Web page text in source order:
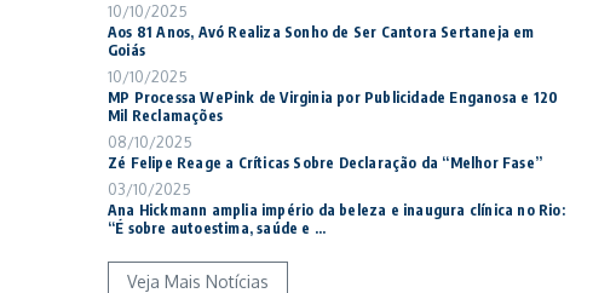
10/10/2025
Aos 81 Anos, Avó Realiza Sonho de Ser Cantora Sertaneja em
Goiás
10/10/2025
MP Processa WePink de Virginia por Publicidade Enganosa e 120
Mil Reclamações
08/10/2025
Zé Felipe Reage a Críticas Sobre Declaração da “Melhor Fase”
03/10/2025
Ana Hickmann amplia império da beleza e inaugura clínica no Rio:
“É sobre autoestima, saúde e ...
Veja Mais Notícias